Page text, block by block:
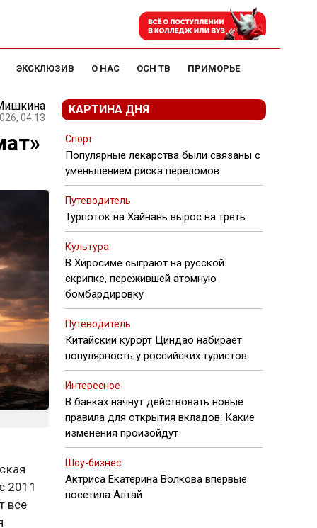
ЭКСКЛЮЗИВ О НАС ОСН ТВ ПРИМОРЬЕ
04:13
2011
все
КАРТИНА ДНЯ
Спорт
Популярные лекарства были связаны с
уменьшением риска переломов
Путеводитель
Турпоток на Хайнань вырос на треть
Культура
В Хиросиме сыграют на русской
скрипке, пережившей атомную
бомбардировку
Путеводитель
Китайский курорт Циндао набирает
популярность у российских туристов
Интересное
В банках начнут действовать новые
правила для открытия вкладов: Какие
изменения произойдут
Шоу-бизнес
Актриса Екатерина Волкова впервые
посетила Алтай